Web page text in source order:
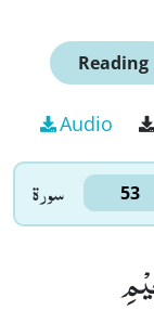
Reading
Audio
سورۃ 53